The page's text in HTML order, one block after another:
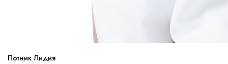
Потник Лидия